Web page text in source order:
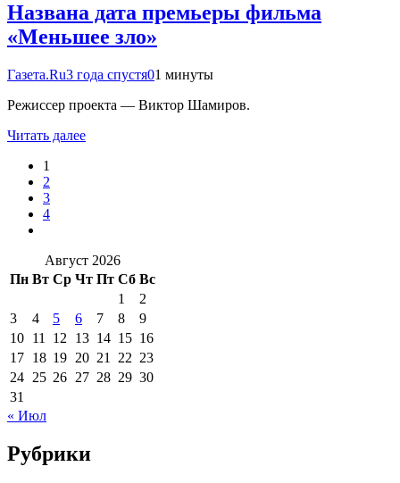
Названа дата премьеры фильма
«Меньшее зло»
Газета.Ru3 года спустя01 минуты
Режиссер проекта — Виктор Шамиров.
Читать далее
1
2
3
4
Август 2026
Пн Вт Ср Чт Пт Сб Вс
1
2
3
4 5 6 7 8
9
10 11 12 13 14 15 16
17 18 19 20 21 22 23
24 25 26 27 28 29 30
31
« Июл
Рубрики